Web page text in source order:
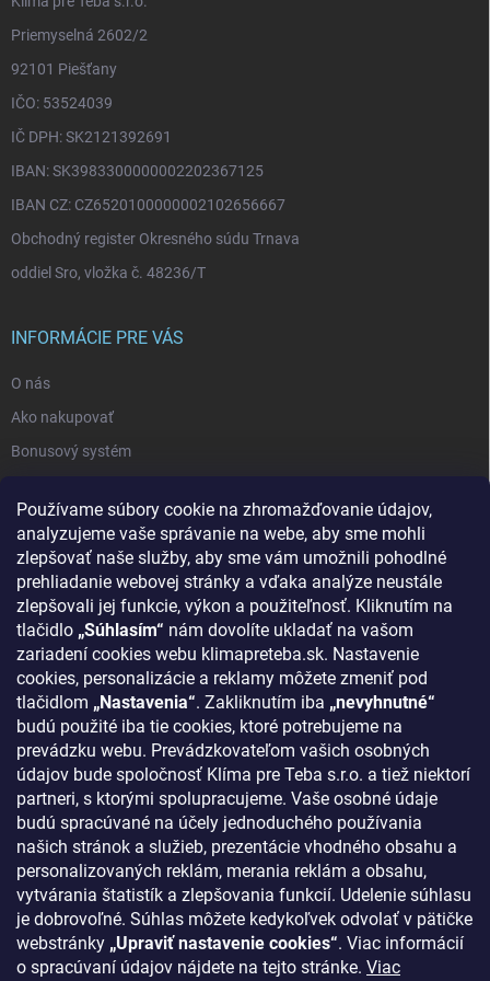
Používame súbory cookie na zhromažďovanie údajov,
analyzujeme vaše správanie na webe, aby sme mohli
zlepšovať naše služby, aby sme vám umožnili pohodlné
prehliadanie webovej stránky a vďaka analýze neustále
zlepšovali jej funkcie, výkon a použiteľnosť. Kliknutím na
tlačidlo „Súhlasím“ nám dovolíte ukladať na vašom
zariadení cookies webu klimapreteba.sk. Nastavenie
cookies, personalizácie a reklamy môžete zmeniť pod
tlačidlom „Nastavenia“. Zakliknutím iba „nevyhnutné“
budú použité iba tie cookies, ktoré potrebujeme na
prevádzku webu. Prevádzkovateľom vašich osobných
údajov bude spoločnosť Klíma pre Teba s.r.o. a tiež niektorí
partneri, s ktorými spolupracujeme. Vaše osobné údaje
budú spracúvané na účely jednoduchého používania
našich stránok a služieb, prezentácie vhodného obsahu a
personalizovaných reklám, merania reklám a obsahu,
vytvárania štatistík a zlepšovania funkcií. Udelenie súhlasu
je dobrovoľné. Súhlas môžete kedykoľvek odvolať v pätičke
webstránky „Upraviť nastavenie cookies“. Viac informácií
o spracúvaní údajov nájdete na tejto stránke. Viac
Priemyselná 2602/2
92101 Piešťany
IČO: 53524039
IČ DPH: SK2121392691
IBAN: SK3983300000002202367125
IBAN CZ: CZ6520100000002102656667
Obchodný register Okresného súdu Trnava
oddiel Sro, vložka č. 48236/T
INFORMÁCIE PRE VÁS
O nás
Ako nakupovať
Bonusový systém
Blog - najnovšie články
Obchodné podmienky
Podmienky ochrany osobných údajov
Odstúpenie od zmluvy
Kontakty
KONTAKT
klima@klimapreteba.sk
0907 044 080
https://www.facebook.com/klimapreteba.sk
klimapreteba
https://www.youtube.com/@klimapreteba